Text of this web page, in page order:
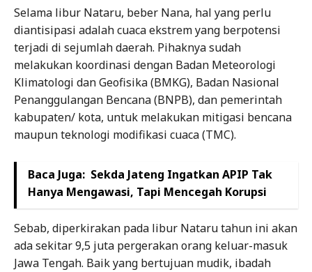
Selama libur Nataru, beber Nana, hal yang perlu
diantisipasi adalah cuaca ekstrem yang berpotensi
terjadi di sejumlah daerah. Pihaknya sudah
melakukan koordinasi dengan Badan Meteorologi
Klimatologi dan Geofisika (BMKG), Badan Nasional
Penanggulangan Bencana (BNPB), dan pemerintah
kabupaten/ kota, untuk melakukan mitigasi bencana
maupun teknologi modifikasi cuaca (TMC).
Baca Juga: Sekda Jateng Ingatkan APIP Tak
Hanya Mengawasi, Tapi Mencegah Korupsi
Sebab, diperkirakan pada libur Nataru tahun ini akan
ada sekitar 9,5 juta pergerakan orang keluar-masuk
Jawa Tengah. Baik yang bertujuan mudik, ibadah